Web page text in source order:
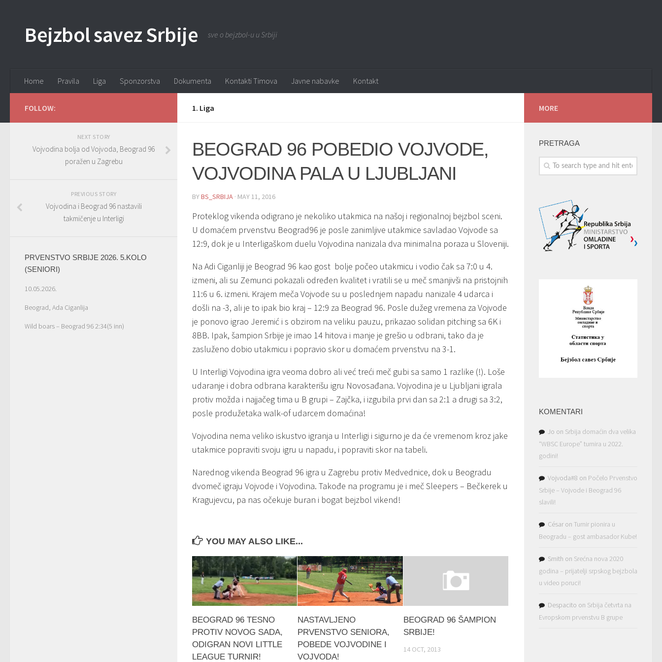
Bejzbol savez Srbije sve o bejzbol-u u Srbiji
Home Pravila Liga Sponzorstva Dokumenta Kontakti Timova Javne nabavke Kontakt
1. Liga
BEOGRAD 96 POBEDIO VOJVODE,
VOJVODINA PALA U LJUBLJANI
BYBS_SRBIJA · MAY 11, 2016
Proteklog vikenda odigrano je nekoliko utakmica na našoj i regionalnoj bejzbol sceni.
U domaćem prvenstvu Beograd96 je posle zanimljive utakmice savladao Vojvode sa
12:9, dok je u Interligaškom duelu Vojvodina nanizala dva minimalna poraza u Sloveniji.
Na Adi Ciganliji je Beograd 96 kao gost bolje počeo utakmicu i vodio čak sa 7:0 u 4.
izmeni, ali su Zemunci pokazali određen kvalitet i vratili se u meč smanjivši na pristojnih
11:6 u 6. izmeni. Krajem meča Vojvode su u poslednjem napadu nanizale 4 udarca i
došli na -3, ali je to ipak bio kraj – 12:9 za Beograd 96. Posle dužeg vremena za Vojvode
je ponovo igrao Jeremić i s obzirom na veliku pauzu, prikazao solidan pitching sa 6K i
8BB. Ipak, šampion Srbije je imao 14 hitova i manje je grešio u odbrani, tako da je
zasluženo dobio utakmicu i popravio skor u domaćem prvenstvu na 3-1.
U Interligi Vojvodina igra veoma dobro ali već treći meč gubi sa samo 1 razlike (!). Loše
udaranje i dobra odbrana karakterišu igru Novosađana. Vojvodina je u Ljubljani igrala
protiv možda i najjačeg tima u B grupi – Zajčka, i izgubila prvi dan sa 2:1 a drugi sa 3:2,
posle produžetaka walk-of udarcem domaćina!
Vojvodina nema veliko iskustvo igranja u Interligi i sigurno je da će vremenom kroz jake
utakmice popraviti svoju igru u napadu, i popraviti skor na tabeli.
Narednog vikenda Beograd 96 igra u Zagrebu protiv Medvednice, dok u Beogradu
dvomeč igraju Vojvode i Vojvodina. Takođe na programu je i meč Sleepers – Bečkerek u
Kragujevcu, pa nas očekuje buran i bogat bejzbol vikend!
YOU MAY ALSO LIKE...
BEOGRAD 96 TESNO
PROTIV NOVOG SADA,
ODIGRAN NOVI LITTLE
LEAGUE TURNIR!
NASTAVLJENO
PRVENSTVO SENIORA,
POBEDE VOJVODINE I
VOJVODA!
BEOGRAD 96 ŠAMPION
SRBIJE!
14 OCT, 2013
FOLLOW:
NEXT STORY
Vojvodina bolja od Vojvoda, Beograd 96
poražen u Zagrebu
PREVIOUS STORY
Vojvodina i Beograd 96 nastavili
takmičenje u Interligi
PRVENSTVO SRBIJE 2026. 5.KOLO
(SENIORI)
10.05.2026.
Beograd, Ada Ciganlija
Wild boars – Beograd 96 2:34(5 inn)
MORE
PRETRAGA
KOMENTARI
Jo on Srbija domaćin dva velika
“WBSC Europe” turnira u 2022.
godini!
Vojvoda#8 on Počelo Prvenstvo
Srbije – Vojvode i Beograd 96
slavili!
César on Turnir pionira u
Beogradu – gost ambasador Kube!
Smith on Srećna nova 2020
godina – prijatelji srpskog bejzbola
u video poruci!
Despacito on Srbija četvrta na
Evropskom prvenstvu B grupe